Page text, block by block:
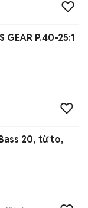
GEAR P.40-25:1
20, từ to,